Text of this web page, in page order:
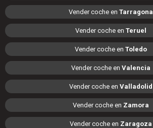
Vender coche en Tarragona
Vender coche en Teruel
Vender coche en Toledo
Vender coche en Valencia
Vender coche en Valladolid
Vender coche en Zamora
Vender coche en Zaragoza